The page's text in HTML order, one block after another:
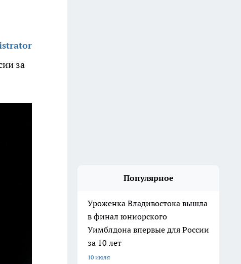
за
Популярное
Уроженка Владивостока вышла
в финал юниорского
Уимблдона впервые для России
за 10 лет
10 июля